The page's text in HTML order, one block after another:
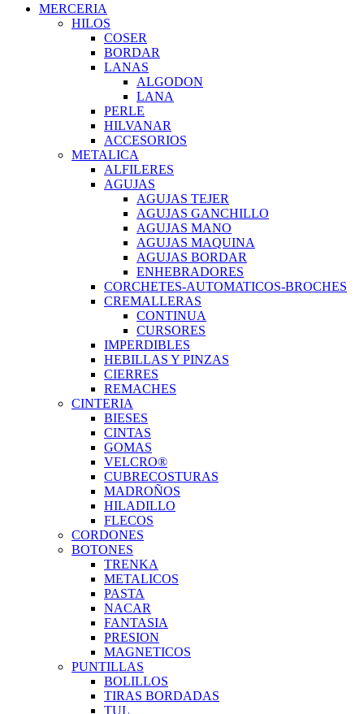
MERCERIA
HILOS
COSER
BORDAR
LANAS
ALGODON
LANA
PERLE
HILVANAR
ACCESORIOS
METALICA
ALFILERES
AGUJAS
AGUJAS TEJER
AGUJAS GANCHILLO
AGUJAS MANO
AGUJAS MAQUINA
AGUJAS BORDAR
ENHEBRADORES
CORCHETES-AUTOMATICOS-BROCHES
CREMALLERAS
CONTINUA
CURSORES
IMPERDIBLES
HEBILLAS Y PINZAS
CIERRES
REMACHES
CINTERIA
BIESES
CINTAS
GOMAS
VELCRO®
CUBRECOSTURAS
MADROÑOS
HILADILLO
FLECOS
CORDONES
BOTONES
TRENKA
METALICOS
PASTA
NACAR
FANTASIA
PRESION
MAGNETICOS
PUNTILLAS
BOLILLOS
TIRAS BORDADAS
TUL